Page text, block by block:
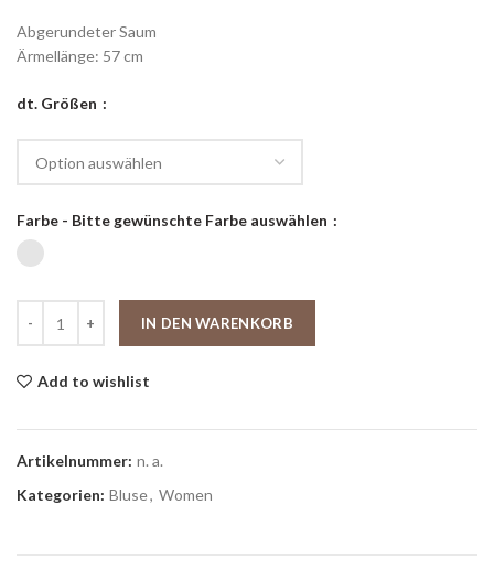
Abgerundeter Saum
Ärmellänge: 57 cm
dt. Größen
Farbe - Bitte gewünschte Farbe auswählen
IN DEN WARENKORB
Add to wishlist
Artikelnummer: n. a.
Kategorien: Bluse, Women